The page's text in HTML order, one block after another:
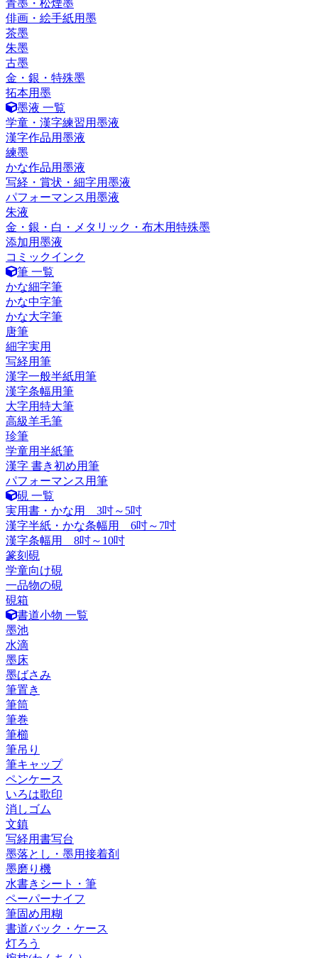
青墨・松煙墨
俳画・絵手紙用墨
茶墨
朱墨
古墨
金・銀・特殊墨
拓本用墨
墨液 一覧
学童・漢字練習用墨液
漢字作品用墨液
練墨
かな作品用墨液
写経・賞状・細字用墨液
パフォーマンス用墨液
朱液
金・銀・白・メタリック・布木用特殊墨
添加用墨液
コミックインク
筆 一覧
かな細字筆
かな中字筆
かな大字筆
唐筆
細字実用
写経用筆
漢字一般半紙用筆
漢字条幅用筆
大字用特大筆
高級羊毛筆
珍筆
学童用半紙筆
漢字 書き初め用筆
パフォーマンス用筆
硯 一覧
実用書・かな用 3吋～5吋
漢字半紙・かな条幅用 6吋～7吋
漢字条幅用 8吋～10吋
篆刻硯
学童向け硯
一品物の硯
硯箱
書道小物 一覧
墨池
水滴
墨床
墨ばさみ
筆置き
筆筒
筆巻
筆櫛
筆吊り
筆キャップ
ペンケース
いろは歌印
消しゴム
文鎮
写経用書写台
墨落とし・墨用接着剤
墨磨り機
水書きシート・筆
ペーパーナイフ
筆固め用糊
書道バック・ケース
灯ろう